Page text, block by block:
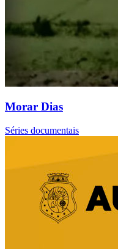
Morar Dias
Séries documentais